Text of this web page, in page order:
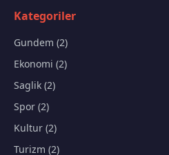
Kategoriler
Gundem (2)
Ekonomi (2)
Saglik (2)
Spor (2)
Kultur (2)
Turizm (2)